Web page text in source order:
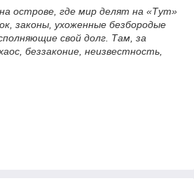
острове, где мир делят на «Тут»
законы, ухоженные безбородые
свой долг. Там, за
беззаконие, неизвестность,